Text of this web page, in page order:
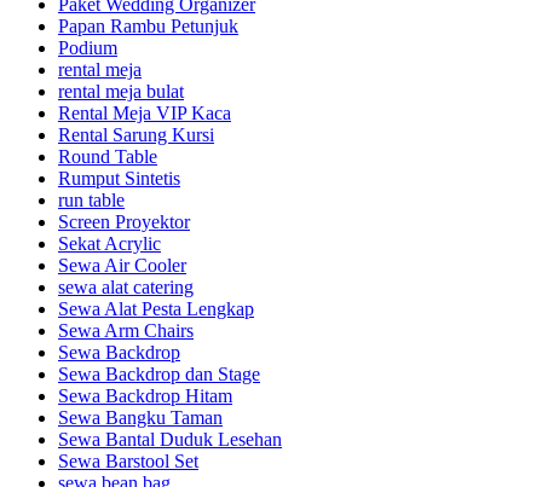
Paket Wedding Organizer
Papan Rambu Petunjuk
Podium
rental meja
rental meja bulat
Rental Meja VIP Kaca
Rental Sarung Kursi
Round Table
Rumput Sintetis
run table
Screen Proyektor
Sekat Acrylic
Sewa Air Cooler
sewa alat catering
Sewa Alat Pesta Lengkap
Sewa Arm Chairs
Sewa Backdrop
Sewa Backdrop dan Stage
Sewa Backdrop Hitam
Sewa Bangku Taman
Sewa Bantal Duduk Lesehan
Sewa Barstool Set